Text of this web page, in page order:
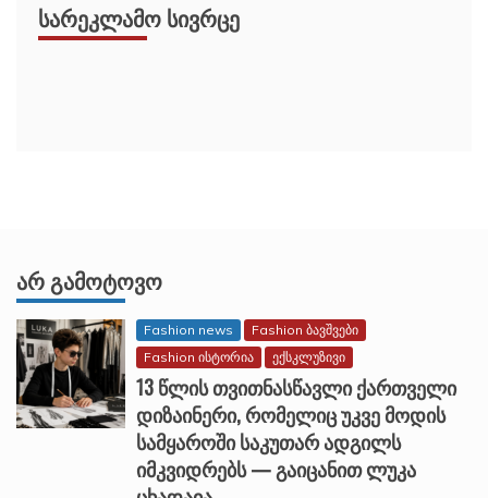
ᲡᲐᲠᲔᲙᲚᲐᲛᲝ ᲡᲘᲕᲠᲪᲔ
ᲐᲠ ᲒᲐᲛᲝᲢᲝᲕᲝ
Fashion news
Fashion ბავშვები
Fashion ისტორია
ექსკლუზივი
13 წლის თვითნასწავლი ქართველი
დიზაინერი, რომელიც უკვე მოდის
სამყაროში საკუთარ ადგილს
იმკვიდრებს — გაიცანით ლუკა